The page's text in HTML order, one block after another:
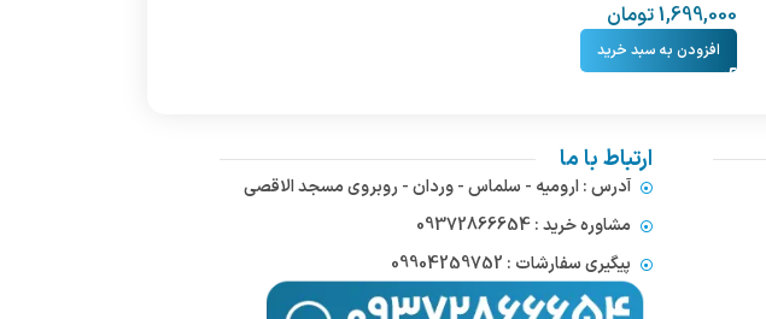
1,699,000تومان
افزودن به سبد خرید
ارتباط با ما
آدرس : ارومیه - سلماس - وردان - روبروی مسجد الاقصی
مشاوره خرید : 09372866654
پیگیری سفارشات : 09904259752